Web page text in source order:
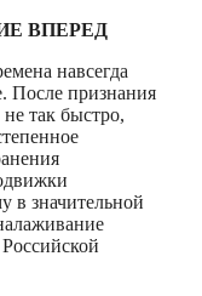
ВПЕРЕД
навсегда
После признания
так быстро,
в значительной